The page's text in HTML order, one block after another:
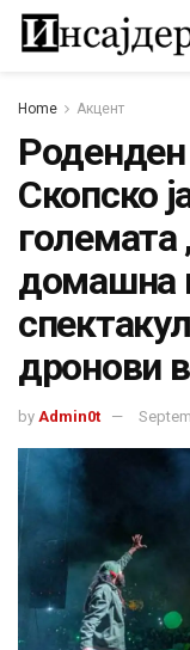
Home Акцент
Скопско
големата
домашна
дронови
by Admin0t